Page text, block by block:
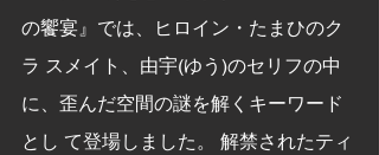
の饗宴』では、ヒロイン・たまひのク
ラ スメイト、由宇(ゆう)のセリフの中
に、歪んだ空間の謎を解くキーワード
とし て登場しました。 解禁されたティ